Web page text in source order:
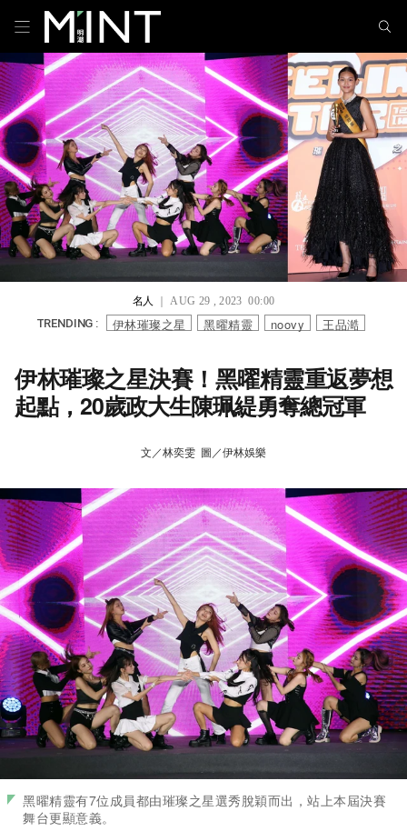
名人 ｜ AUG 29 , 2023 00:00
TRENDING : 伊林璀璨之星 黑曜精靈 noovy 王品澔
伊林璀璨之星決賽！黑曜精靈重返夢想
起點，20歲政大生陳珮緹勇奪總冠軍
文／林奕雯 圖／伊林娛樂
黑曜精靈有7位成員都由璀璨之星選秀脫穎而出，站上本屆決賽
舞台更顯意義。